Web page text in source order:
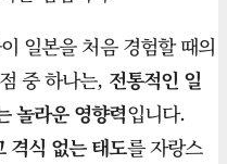
일본을 처음 경험할 때의
중 하나는, 전통적인 일
놀라운 영향력입니다.
격식 없는 태도를 자랑스